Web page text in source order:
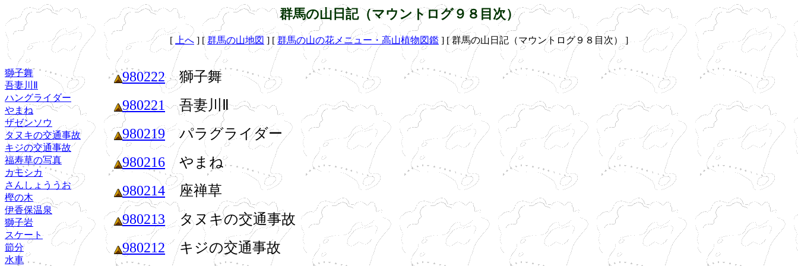
群馬の山日記（マウントログ９８目次）
[ 上へ ] [群馬の山地図 ] [群馬の山の花メニュー・高山植物図鑑 ] [ 群馬の山日記（マウントログ９８目次） ]
獅子舞
吾妻川Ⅱ
ハングライダー
やまね
ザゼンソウ
タヌキの交通事故
キジの交通事故
福寿草の写真
カモシカ
さんしょううお
樫の木
伊香保温泉
獅子岩
スケート
節分
水車
980222獅子舞
980221吾妻川Ⅱ
980219パラグライダー
980216 やまね
980214座禅草
980213 タヌキの交通事故
980212キジの交通事故